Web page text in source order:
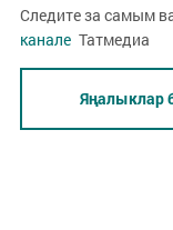
Следите за самым
канале Татмедиа
Яңалыклар